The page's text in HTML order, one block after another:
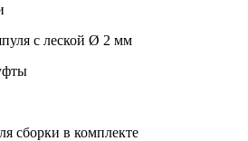
с леской Ø 2 мм
сборки в комплекте